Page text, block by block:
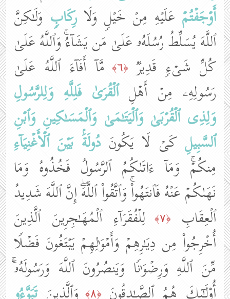
أَوۡجَفۡتُمۡ عَلَیۡهِ مِنۡ خَیۡلࣲ وَلَارِكَابࣲ وَلَـٰكِنَّ
ٱللَّهَ یُسَلِّطُ رُسُلَهُۥ عَلَىٰ مَن یَشَاۤءُۚ وَٱللَّهُ عَلَىٰ
كُلِّ شَیۡءࣲ قَدِیرࣱ
﴿٦﴾
مَّاۤ أَفَاۤءَ ٱللَّهُ عَلَىٰ
رَسُولِهِۦ مِنۡ أَهۡلِٱلۡقُرَىٰ فَلِلَّهِ وَلِلرَّسُولِ
وَلِذِی ٱلۡقُرۡبَىٰ وَٱلۡیَتَـٰمَىٰ وَٱلۡمَسَـٰكِینِ وَٱبۡنِ
ٱلسَّبِیلِكَیۡ لَا یَكُونَدُولَةَۢ بَیۡنَ ٱلۡأَغۡنِیَاۤءِ
مِنكُمۡۚ وَمَاۤ ءَاتَىٰكُمُ ٱلرَّسُولُ فَخُذُوهُ وَمَا
نَهَىٰكُمۡ عَنۡهُ فَٱنتَهُوا۟ۚ وَٱتَّقُوا۟ ٱللَّهَۖ إِنَّ ٱللَّهَ شَدِیدُ
ٱلۡعِقَابِ
﴿٧﴾
لِلۡفُقَرَاۤءِ ٱلۡمُهَـٰجِرِینَ ٱلَّذِینَ
أُخۡرِجُوا۟ مِن دِیَـٰرِهِمۡ وَأَمۡوَ ٰ⁠لِهِمۡ یَبۡتَغُونَ فَضۡلࣰا
مِّنَ ٱللَّهِ وَرِضۡوَ ٰ⁠نࣰا وَیَنصُرُونَ ٱللَّهَ وَرَسُولَهُۥۤۚ
﴿٨﴾